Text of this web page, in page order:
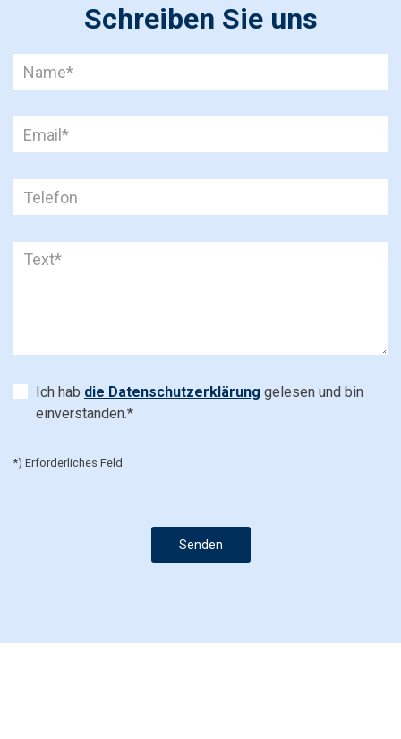
Schreiben Sie uns
Ich hab die Datenschutzerklärung gelesen und bin
einverstanden.*
*) Erforderliches Feld
Senden